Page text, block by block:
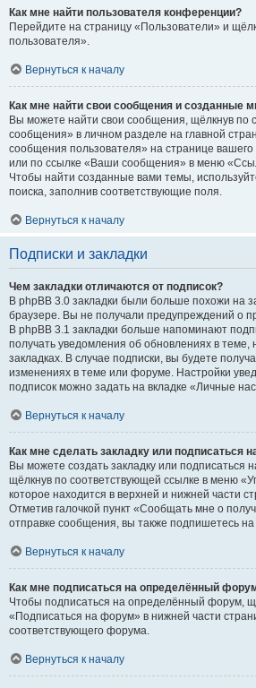
Как мне найти пользователя конференции?
Перейдите на страницу «Пользователи» и
пользователя».
Вернуться к началу
Как мне найти свои сообщения и созданные
Вы можете найти свои сообщения, щёлкнув по
сообщения» в личном разделе на главной
сообщения пользователя» на странице
или по ссылке «Ваши сообщения» в меню
Чтобы найти созданные вами темы,
поиска, заполнив соответствующие поля.
Вернуться к началу
Подписки и закладки
Чем закладки отличаются от подписок?
В phpBB 3.0 закладки были больше похожи на
браузере. Вы не получали предупреждений о
В phpBB 3.1 закладки больше напоминают
получать уведомления об обновлениях в теме,
закладках. В случае подписки, вы будете
изменениях в теме или форуме. Настройки
подписок можно задать на вкладке «Личные
Вернуться к началу
Как мне сделать закладку или подписаться
Вы можете создать закладку или подписаться
щёлкнув по соответствующей ссылке в меню
которое находится в верхней и нижней части
Отметив галочкой пункт «Сообщать мне о
отправке сообщения, вы также подпишетесь
Вернуться к началу
Как мне подписаться на определённый
Чтобы подписаться на определённый форум,
«Подписаться на форум» в нижней части
соответствующего форума.
Вернуться к началу